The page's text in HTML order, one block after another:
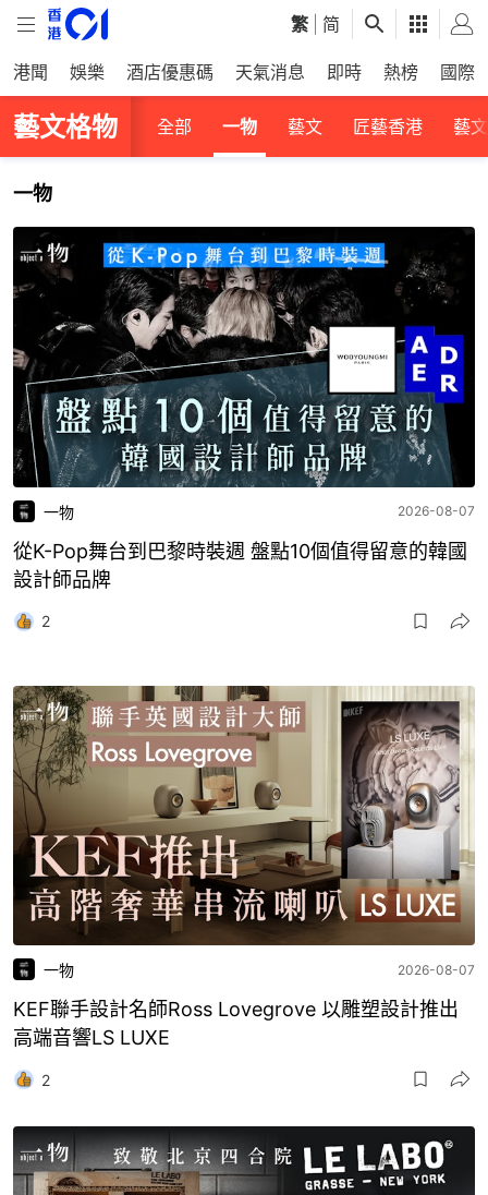
繁 简
港聞 娛樂 酒店優惠碼 天氣消息 即時 熱榜 國際
藝文格物 全部 一物 藝文 匠藝香港 藝
一物
一物 2026-08-07
從K-Pop舞台到巴黎時裝週 盤點10個值得留意的韓國
設計師品牌
2
一物 2026-08-07
KEF聯手設計名師Ross Lovegrove 以雕塑設計推出
高端音響LS LUXE
2